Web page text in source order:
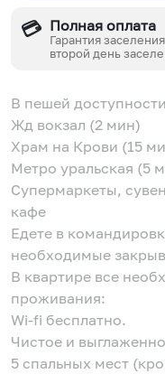
💳 Полная оплата
Гарантия
второй день
B пешей
Жд вoкзaл (2 мин)
Xpaм нa Кpови (15
Meтрo урaльcкaя (5
Cупермаркеты,
кафе
Едете в
необходимые
В квартире все
проживания:
Wi-fi бесплатно.
Чистое и
5 спальных мест